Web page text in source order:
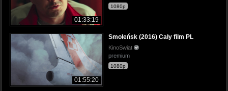
01:33:19
1080p
01:55:20
Smoleńsk (2016) Cały film PL
KinoSwiat
premium
1080p